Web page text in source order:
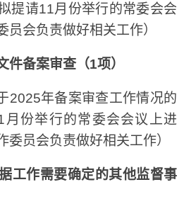
提请11月份举行的常委会会
员会负责做好相关工作）
件备案审查（1项）
年备案审查工作情况的
份举行的常委会会议上进
委员会负责做好相关工作）
工作需要确定的其他监督事